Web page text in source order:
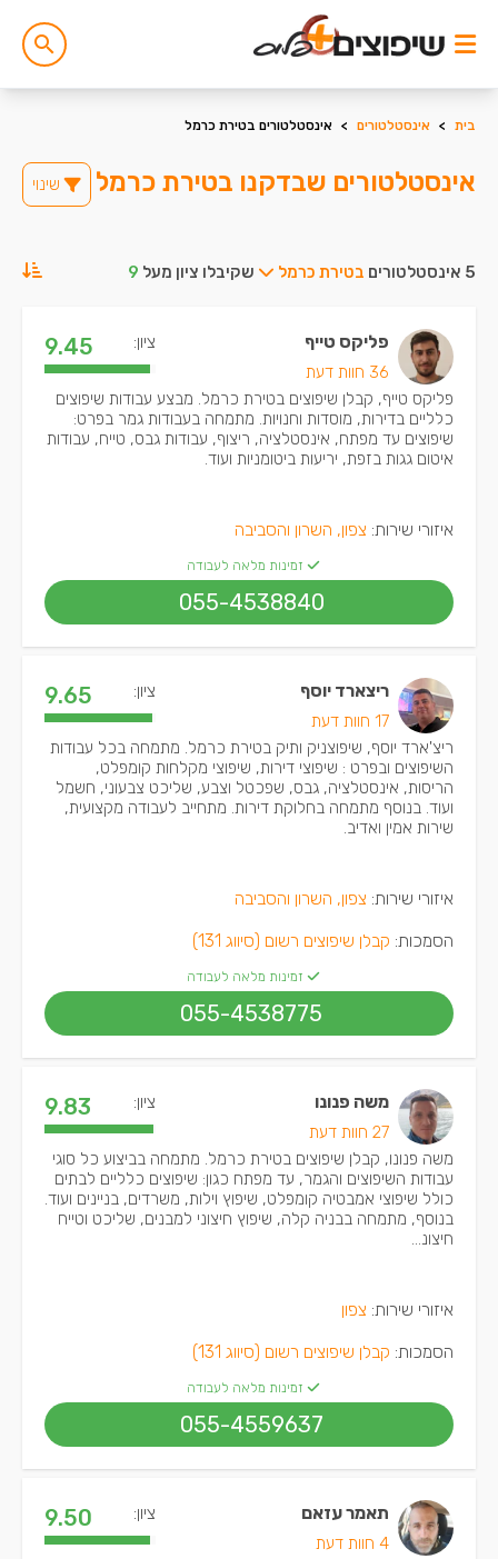
בית > אינסטלטורים > אינסטלטורים בטירת כרמל
אינסטלטורים שבדקנו בטירת כרמל שינוי
5 אינסטלטורים בטירת כרמל שקיבלו ציון מעל 9
פליקס טייף
36 חוות דעת
ציון: 9.45
פליקס טייף, קבלן שיפוצים בטירת כרמל. מבצע עבודות שיפוצים
כלליים בדירות, מוסדות וחנויות. מתמחה בעבודות גמר בפרט:
שיפוצים עד מפתח, אינסטלציה, ריצוף, עבודות גבס, טייח, עבודות
איטום גגות בזפת, יריעות ביטומניות ועוד.
איזורי שירות: צפון, השרון והסביבה
זמינות מלאה לעבודה
055-4538840
ריצארד יוסף
17 חוות דעת
ציון: 9.65
ריצ'ארד יוסף, שיפוצניק ותיק בטירת כרמל. מתמחה בכל עבודות
השיפוצים ובפרט : שיפוצי דירות, שיפוצי מקלחות קומפלט,
הריסות, אינסטלציה, גבס, שפכטל וצבע, שליכט צבעוני, חשמל
ועוד. בנוסף מתמחה בחלוקת דירות. מתחייב לעבודה מקצועית,
שירות אמין ואדיב.
איזורי שירות: צפון, השרון והסביבה
הסמכות: קבלן שיפוצים רשום (סיווג 131)
זמינות מלאה לעבודה
055-4538775
משה פנונו
27 חוות דעת
ציון: 9.83
משה פנונו, קבלן שיפוצים בטירת כרמל. מתמחה בביצוע כל סוגי
עבודות השיפוצים והגמר, עד מפתח כגון: שיפוצים כלליים לבתים
כולל שיפוצי אמבטיה קומפלט, שיפוץ וילות, משרדים, בניינים ועוד.
בנוסף, מתמחה בבניה קלה, שיפוץ חיצוני למבנים, שליכט וטייח
חיצונ...
איזורי שירות: צפון
הסמכות: קבלן שיפוצים רשום (סיווג 131)
זמינות מלאה לעבודה
055-4559637
תאמר עזאם
4 חוות דעת
ציון: 9.50